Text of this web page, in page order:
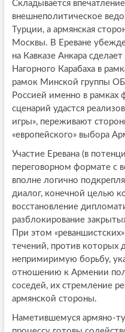
Складывается
внешнеполитическое
Турции, а армянская
Москвы. В Ереване
на Кавказе Анкара
Нагорного Карабаха в
рамок Минской группы
Россией именно в рамках
сценарий удастся
игры», переживают
«европейского» выбора
Участие Еревана (в
переговорном формате с
вполне логично
диалог, конечной целью
восстановление
разблокирование
При этом
течений, против которых
непримиримую борьбу,
отношению к Армении
соседей, их стремление
армянской стороны.
Наметившемуся армяно-